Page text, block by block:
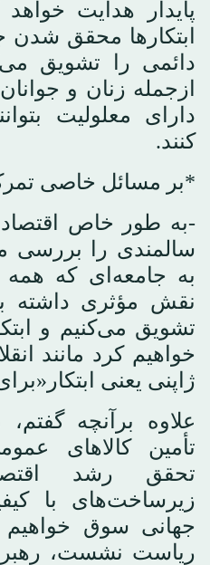
پایدار هدایت
ابتکارها محقق شدن
دائمی را تشویق
ازجمله زنان و
دارای معلولیت
کنند.
*بر مسائل خاصی
-به طور خاص اقتصاد
سالمندی را بررسی
به جامعه‌ای که همه
نقش مؤثری داشته
تشویق می‌کنیم و
خواهیم کرد مانند
ژاپنی یعنی ابتکار«برای
علاوه برآنچه
تأمین کالاهای
تحقق رشد
زیرساخت‌های با
جهانی سوق خواهیم
ریاست نشست،